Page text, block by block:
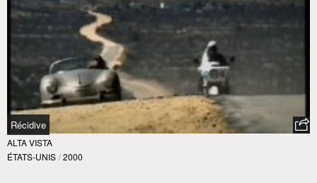
Récidive
ALTA VISTA
ÉTATS-UNIS / 2000